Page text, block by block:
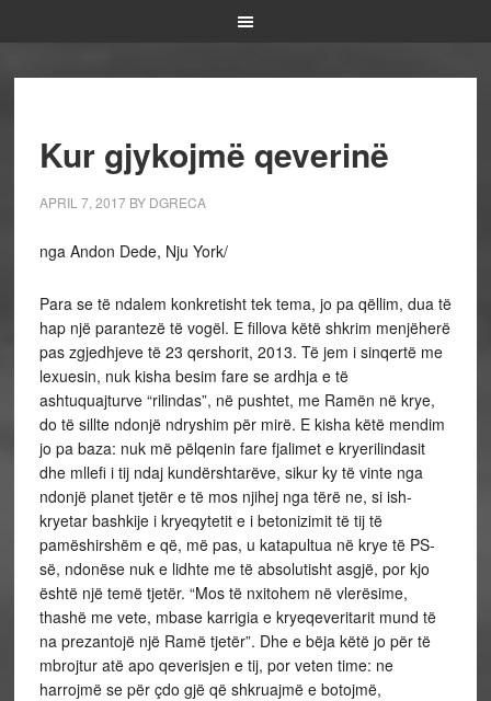
Kur gjykojmë qeverinë
APRIL 7, 2017BY DGRECA
nga Andon Dede, Nju York/
Para se të ndalem konkretisht tek tema, jo pa qëllim, dua të
hap një parantezë të vogël. E fillova këtë shkrim menjëherë
pas zgjedhjeve të 23 qershorit, 2013. Të jem i sinqertë me
lexuesin, nuk kisha besim fare se ardhja e të
ashtuquajturve “rilindas”, në pushtet, me Ramën në krye,
do të sillte ndonjë ndryshim për mirë. E kisha këtë mendim
jo pa baza: nuk më pëlqenin fare fjalimet e kryerilindasit
dhe mllefi i tij ndaj kundërshtarëve, sikur ky të vinte nga
ndonjë planet tjetër e të mos njihej nga tërë ne, si ish-
kryetar bashkije i kryeqytetit e i betonizimit të tij të
pamëshirshëm e që, më pas, u katapultua në krye të PS-
së, ndonëse nuk e lidhte me të absolutisht asgjë, por kjo
është një temë tjetër. “Mos të nxitohem në vlerësime,
thashë me vete, mbase karrigia e kryeqeveritarit mund të
na prezantojë një Ramë tjetër”. Dhe e bëja këtë jo për të
mbrojtur atë apo qeverisjen e tij, por veten time: ne
harrojmë se për çdo gjë që shkruajmë e botojmë,